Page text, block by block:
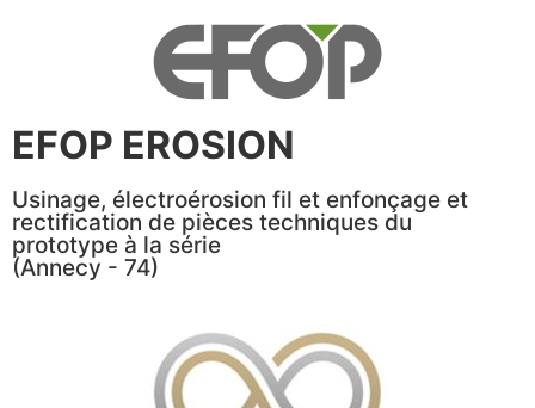
EFOP EROSION
Usinage, électroérosion fil et enfonçage et
rectification de pièces techniques du
prototype à la série
(Annecy - 74)